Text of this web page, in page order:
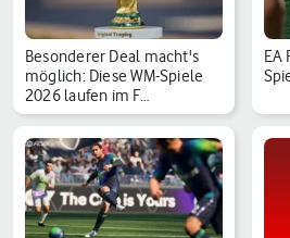
Besonderer Deal macht's
möglich: Diese WM-Spiele
2026 laufen im F…
EA